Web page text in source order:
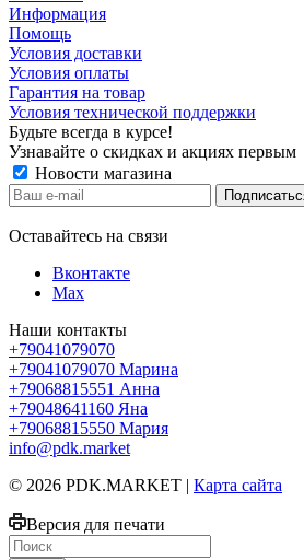
Информация
Помощь
Условия доставки
Условия оплаты
Гарантия на товар
Условия технической поддержки
Будьте всегда в курсе!
Узнавайте о скидках и акциях первым
Новости магазина
Оставайтесь на связи
Вконтакте
Max
Наши контакты
+79041079070
+79041079070 Марина
+79068815551 Анна
+79048641160 Яна
+79068815550 Мария
info@pdk.market
© 2026 PDK.MARKET | Карта сайта
Версия для печати